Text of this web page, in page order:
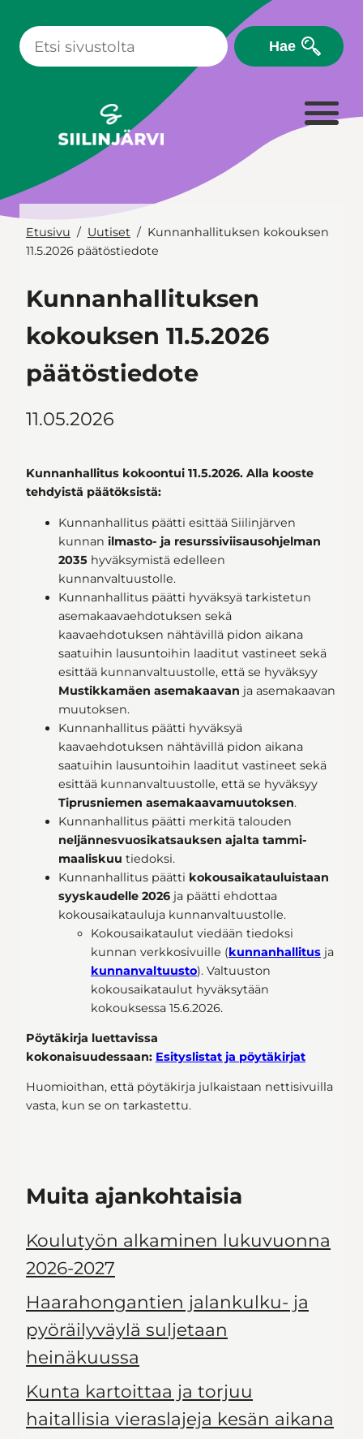
sisältöön
Hae
Etusivu Uutiset
Kunnanhallituksen kokouksen
11.5.2026 päätöstiedote
Kunnanhallituksen
kokouksen 11.5.2026
päätöstiedote
11.05.2026
Kunnanhallitus kokoontui 11.5.2026. Alla kooste
tehdyistä päätöksistä:
Kunnanhallitus päätti esittää Siilinjärven
kunnan ilmasto- ja resurssiviisausohjelman
2035 hyväksymistä edelleen
kunnanvaltuustolle.
Kunnanhallitus päätti hyväksyä tarkistetun
asemakaavaehdotuksen sekä
kaavaehdotuksen nähtävillä pidon aikana
saatuihin lausuntoihin laaditut vastineet sekä
esittää kunnanvaltuustolle, että se hyväksyy
Mustikkamäen asemakaavan ja asemakaavan
muutoksen.
Kunnanhallitus päätti hyväksyä
kaavaehdotuksen nähtävillä pidon aikana
saatuihin lausuntoihin laaditut vastineet sekä
esittää kunnanvaltuustolle, että se hyväksyy
Tiprusniemen asemakaavamuutoksen.
Kunnanhallitus päätti merkitä talouden
neljännesvuosikatsauksen ajalta tammi-
maaliskuu tiedoksi.
Kunnanhallitus päätti kokousaikatauluistaan
syyskaudelle 2026 ja päätti ehdottaa
kokousaikatauluja kunnanvaltuustolle.
Kokousaikataulut viedään tiedoksi
kunnan verkkosivuille (kunnanhallitus ja
kunnanvaltuusto). Valtuuston
kokousaikataulut hyväksytään
kokouksessa 15.6.2026.
Pöytäkirja luettavissa
kokonaisuudessaan: Esityslistat ja pöytäkirjat
Huomioithan, että pöytäkirja julkaistaan nettisivuilla
vasta, kun se on tarkastettu.
Muita ajankohtaisia
Koulutyön alkaminen lukuvuonna
2026-2027
Haarahongantien jalankulku- ja
pyöräilyväylä suljetaan
heinäkuussa
Kunta kartoittaa ja torjuu
haitallisia vieraslajeja kesän aikana